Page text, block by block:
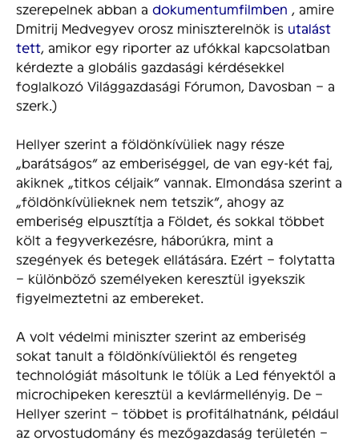
szerepelnek abban a dokumentumfilmben , amire
Dmitrij Medvegyev orosz miniszterelnök is utalást
tett, amikor egy riporter az ufókkal kapcsolatban
kérdezte a globális gazdasági kérdésekkel
foglalkozó Világgazdasági Fórumon, Davosban – a
szerk.)
Hellyer szerint a földönkívüliek nagy része
„barátságos” az emberiséggel, de van egy-két faj,
akiknek „titkos céljaik” vannak. Elmondása szerint a
„földönkívülieknek nem tetszik”, ahogy az
emberiség elpusztítja a Földet, és sokkal többet
költ a fegyverkezésre, háborúkra, mint a
szegények és betegek ellátására. Ezért – folytatta
– különböző személyeken keresztül igyekszik
figyelmeztetni az embereket.
A volt védelmi miniszter szerint az emberiség
sokat tanult a földönkívüliektől és rengeteg
technológiát másoltunk le tőlük a Led fényektől a
microchipeken keresztül a kevlármellényig. De –
Hellyer szerint – többet is profitálhatnánk, például
az orvostudomány és mezőgazdaság területén –